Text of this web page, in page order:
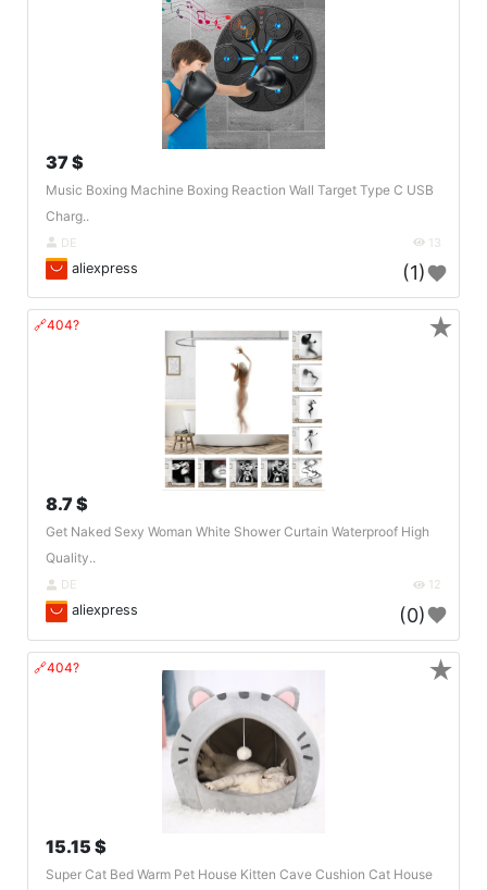
37 $
Music Boxing Machine Boxing Reaction Wall Target Type C USB
Charg..
DE 13
aliexpress (1)
🔗404?
8.7 $
Get Naked Sexy Woman White Shower Curtain Waterproof High
Quality..
DE 12
aliexpress (0)
★
🔗404?
15.15 $
Super Cat Bed Warm Pet House Kitten Cave Cushion Cat House
★